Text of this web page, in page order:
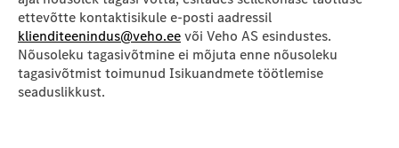
ettevõtte kontaktisikule e-posti aadressil
klienditeenindus@veho.eevõi Veho AS esindustes.
Nõusoleku tagasivõtmine ei mõjuta enne nõusoleku
tagasivõtmist toimunud Isikuandmete töötlemise
seaduslikkust.